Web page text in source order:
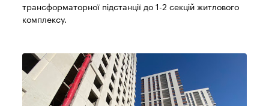
трансформаторної підстанції до 1-2 секцій житлового
комплексу.